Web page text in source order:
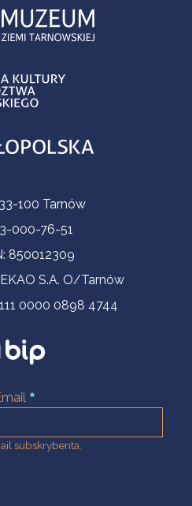
100 Tarnów
000-76-51
850012309
S.A. O/Tarnów
0000 0898 4744
subskrybenta.